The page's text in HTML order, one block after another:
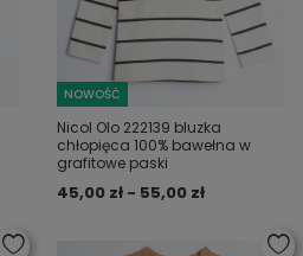
NOWOŚĆ
Nicol Olo 222139 bluzka
chłopięca 100% bawełna w
grafitowe paski
45,00 zł - 55,00 zł